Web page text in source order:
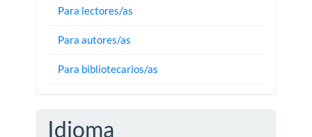
Para lectores/as
Para autores/as
Para bibliotecarios/as
Idioma